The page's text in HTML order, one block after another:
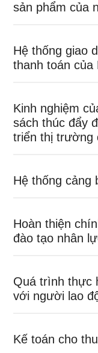
sản phẩm của
Hệ thống giao
thanh toán của
Kinh nghiệm
sách thúc đẩy
triển thị trường
Hệ thống cảng
Hoàn thiện
đào tạo nhân
Quá trình thực
với người lao
Kế toán cho